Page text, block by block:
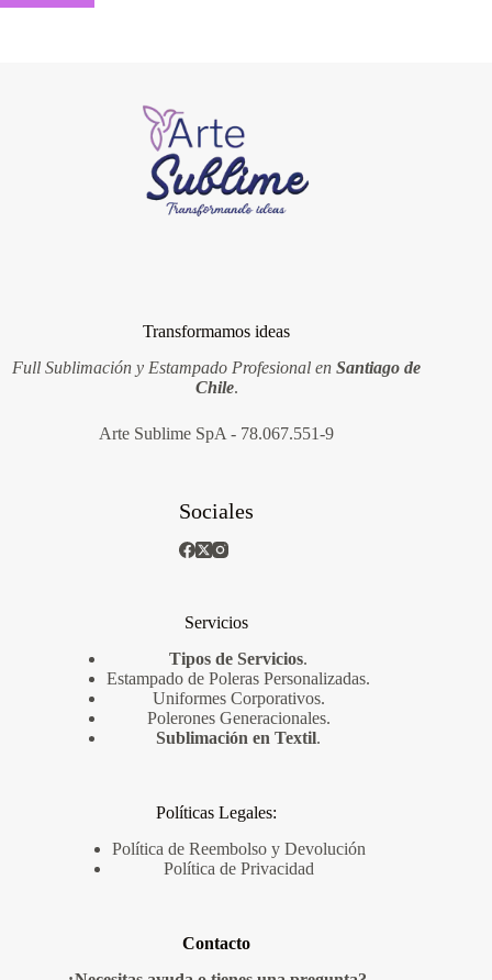
Transformamos ideas
Full Sublimación y Estampado Profesional enSantiago de
Chile.
Arte Sublime SpA - 78.067.551-9
Sociales
Servicios
Tipos de Servicios.
Estampado de Poleras Personalizadas.
Uniformes Corporativos.
Polerones Generacionales.
Sublimación en Textil.
Políticas Legales:
Política de Reembolso y Devolución
Política de Privacidad
Contacto